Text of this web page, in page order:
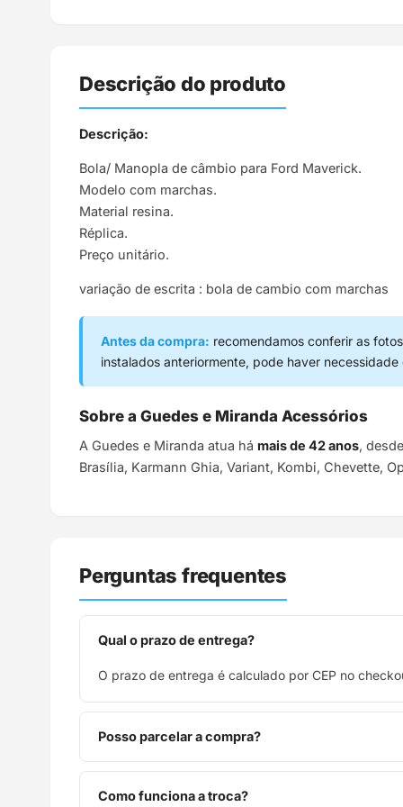
Descrição do produto
Descrição:
Bola/ Manopla de câmbio para Ford Maverick.
Modelo com marchas.
Material resina.
Réplica.
Preço unitário.
variação de escrita : bola de cambio com marchas
Antes da compra: recomendamos conferir as
instalados anteriormente, pode haver
Sobre a Guedes e Miranda Acessórios
A Guedes e Miranda atua há mais de 42 anos,
Brasília, Karmann Ghia, Variant, Kombi, Chevette,
Perguntas frequentes
Qual o prazo de entrega?
O prazo de entrega é calculado por CEP no
Posso parcelar a compra?
Sim, parcelamos em até 10x sem juros no cartão
Como funciona a troca?